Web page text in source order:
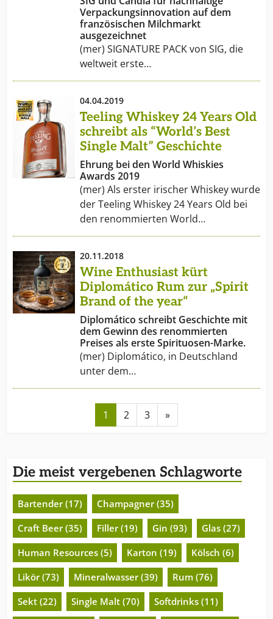
Verpackungsinnovation auf dem
französischen Milchmarkt
ausgezeichnet
(mer) SIGNATURE PACK von SIG, die
weltweit erste…
04.04.2019
Teeling Whiskey 24 Years Old
schreibt als “World’s Best
Single Malt” Geschichte
Ehrung bei den World Whiskies
Awards 2019
(mer) Als erster irischer Whiskey wurde
der Teeling Whiskey 24 Years Old bei
den renommierten World…
20.11.2018
Wine Enthusiast kürt
Diplomático Rum zur „Spirit
Brand of the year“
Diplomático schreibt Geschichte mit
dem Gewinn des renommierten
Preises als erste Spirituosen-Marke.
(mer) Diplomático, in Deutschland
unter dem…
1 2 3 »
Die meist vergebenen Schlagworte
Bartender (17)
Champagner (35)
Craft Beer (35)
Filler (19) Gin (93)
Glas (27)
Human Resources (5)
Karton (19)
Kölsch (6)
Likör (73)
Mineralwasser (39)
Rum (76)
Sekt (22)
Single Malt (70)
Softdrinks (11)